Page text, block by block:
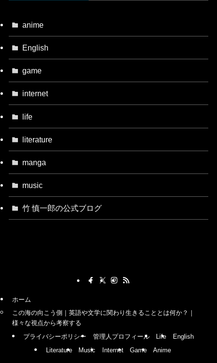
anime
English
game
internet
life
literature
manga
music
竹 慎一郎の公式ブログ
ホーム
この海の向こう側｜英語や文学に関わり生きることとは何か？｜
様々な視点から考察する
プライバシーポリシー
管理人プロフィール Life
English
Literature
Music Internet Game Anime